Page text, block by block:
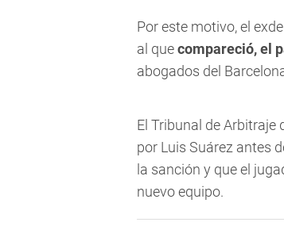
Por este motivo, el
al quecompareció, el
abogados del
El Tribunal de Arbitraje
por Luis Suárez antes
la sanción y que el
nuevo equipo.